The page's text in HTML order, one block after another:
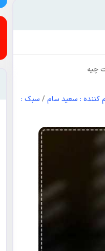
چیه
کننده : سعید سام / سبک :